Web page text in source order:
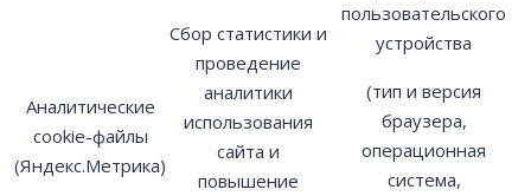
Аналитические
cookie-файлы
(Яндекс.Метрика)
Сбор статистики и
проведение
аналитики
использования
сайта и
повышение
пользовательского
устройства
(тип и версия
браузера,
операционная
система,